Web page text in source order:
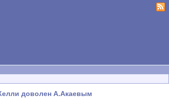
доволен А.Акаевым